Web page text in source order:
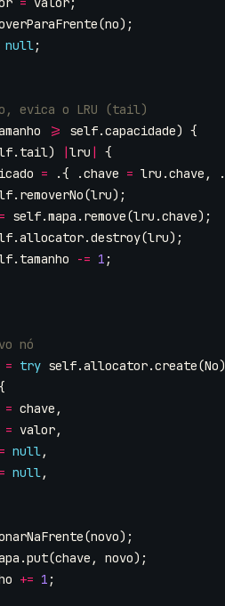
(no);
null;
>= self.capacidade) {
. tail) |lru |
{
= .{ .chave = lru .chave ,
.
. removerNo(lru);
= self.mapa . remove(lru .chave);
.allocator.destroy(lru);
. tamanho -= 1 ;
= try self.allocator.create(No
= chave ,
= valor,
= null,
= null,
(novo);
.put(chave , novo);
+= 1 ;